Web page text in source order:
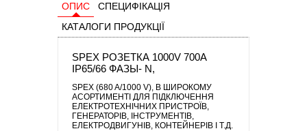
ОПИС
СПЕЦИФІКАЦІЯ
КАТАЛОГИ ПРОДУКЦІЇ
SPEX РОЗЕТКА 1000V 700A
IP65/66 ФАЗЫ- N,
SPEX (680 A/1000 V), В ШИРОКОМУ
АСОРТИМЕНТІ ДЛЯ ПІДКЛЮЧЕННЯ
ЕЛЕКТРОТЕХНІЧНИХ ПРИСТРОЇВ,
ГЕНЕРАТОРІВ, ІНСТРУМЕНТІВ,
ЕЛЕКТРОДВИГУНІВ, КОНТЕЙНЕРІВ І Т.Д.